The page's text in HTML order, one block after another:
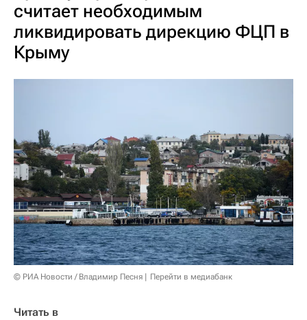
считает необходимым
ликвидировать дирекцию ФЦП в
Крыму
© РИА Новости / Владимир Песня Перейти в медиабанк
Читать в